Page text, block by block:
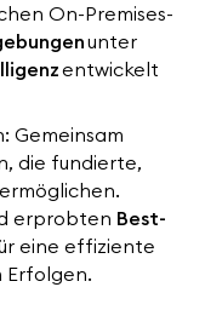
On-Premises-
unter
entwickelt
Gemeinsam
die fundierte,
erprobten Best-
eine effiziente
Erfolgen.